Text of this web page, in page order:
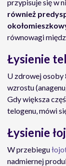
przypisuje się w
również
równowagi
Łysienie
U zdrowej osoby
wzrostu
Gdy większa
telogenu, mówi
Łysienie
W przebiegu
nadmiernej